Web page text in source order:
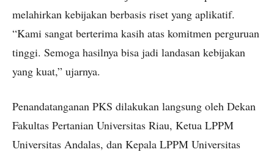
melahirkan kebijakan berbasis riset yang aplikatif.
“Kami sangat berterima kasih atas komitmen perguruan
tinggi. Semoga hasilnya bisa jadi landasan kebijakan
yang kuat,” ujarnya.
Penandatanganan PKS dilakukan langsung oleh Dekan
Fakultas Pertanian Universitas Riau, Ketua LPPM
Universitas Andalas, dan Kepala LPPM Universitas